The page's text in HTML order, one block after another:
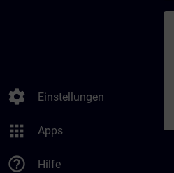
settings Einstellungen
apps Apps
help_outline Hilfe